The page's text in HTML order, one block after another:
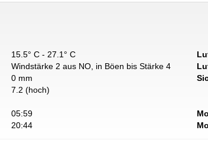
15.5° C - 27.1° C
Windstärke 2 aus NO, in Böen bis Stärke 4
0 mm
7.2 (hoch)
05:59
20:44